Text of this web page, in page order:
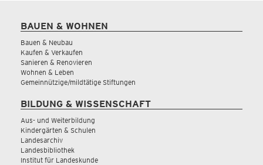
BAUEN & WOHNEN
Bauen & Neubau
Kaufen & Verkaufen
Sanieren & Renovieren
Wohnen & Leben
Gemeinnützige/mildtätige Stiftungen
BILDUNG & WISSENSCHAFT
Aus- und Weiterbildung
Kindergärten & Schulen
Landesarchiv
Landesbibliothek
Institut für Landeskunde